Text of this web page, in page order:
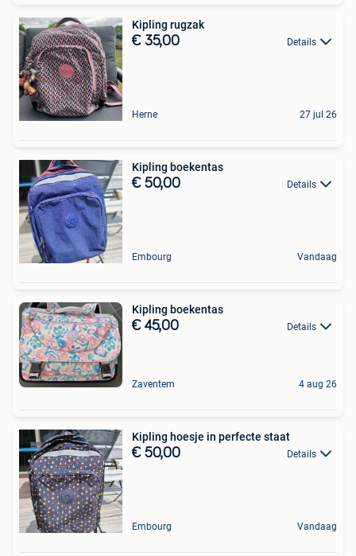
Kipling rugzak
€ 35,00 Details
Herne 27 jul 26
Kipling boekentas
€ 50,00 Details
Embourg Vandaag
Kipling boekentas
€ 45,00 Details
Zaventem 4 aug 26
Kipling hoesje in perfecte staat
€ 50,00 Details
Embourg Vandaag